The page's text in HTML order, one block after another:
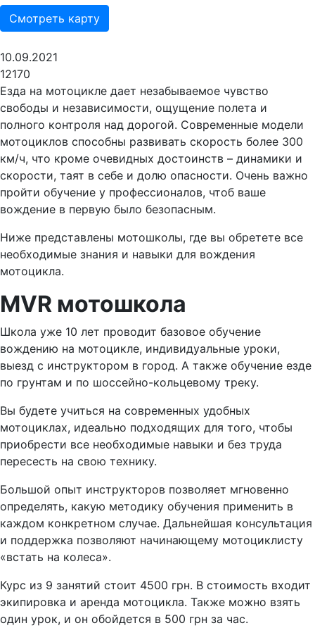
Смотреть карту
10.09.2021
12170
Езда на мотоцикле дает незабываемое чувство
свободы и независимости, ощущение полета и
полного контроля над дорогой. Современные модели
мотоциклов способны развивать скорость более 300
км/ч, что кроме очевидных достоинств – динамики и
скорости, таят в себе и долю опасности. Очень важно
пройти обучение у профессионалов, чтоб ваше
вождение в первую было безопасным.
Ниже представлены мотошколы, где вы обретете все
необходимые знания и навыки для вождения
мотоцикла.
MVR мотошкола
Школа уже 10 лет проводит базовое обучение
вождению на мотоцикле, индивидуальные уроки,
выезд с инструктором в город. А также обучение езде
по грунтам и по шоссейно-кольцевому треку.
Вы будете учиться на современных удобных
мотоциклах, идеально подходящих для того, чтобы
приобрести все необходимые навыки и без труда
пересесть на свою технику.
Большой опыт инструкторов позволяет мгновенно
определять, какую методику обучения применить в
каждом конкретном случае. Дальнейшая консультация
и поддержка позволяют начинающему мотоциклисту
«встать на колеса».
Курс из 9 занятий стоит 4500 грн. В стоимость входит
экипировка и аренда мотоцикла. Также можно взять
один урок, и он обойдется в 500 грн за час.